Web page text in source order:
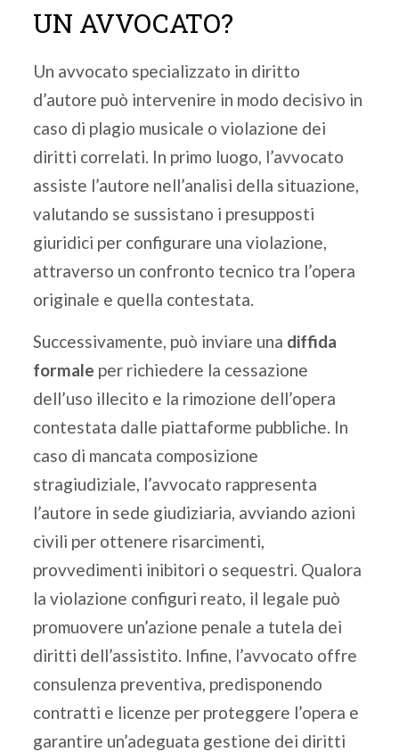
UN AVVOCATO?
Un avvocato specializzato in diritto
d’autore può intervenire in modo decisivo in
caso di plagio musicale o violazione dei
diritti correlati. In primo luogo, l’avvocato
assiste l’autore nell’analisi della situazione,
valutando se sussistano i presupposti
giuridici per configurare una violazione,
attraverso un confronto tecnico tra l’opera
originale e quella contestata.
Successivamente, può inviare una diffida
formale per richiedere la cessazione
dell’uso illecito e la rimozione dell’opera
contestata dalle piattaforme pubbliche. In
caso di mancata composizione
stragiudiziale, l’avvocato rappresenta
l’autore in sede giudiziaria, avviando azioni
civili per ottenere risarcimenti,
provvedimenti inibitori o sequestri. Qualora
la violazione configuri reato, il legale può
promuovere un’azione penale a tutela dei
diritti dell’assistito. Infine, l’avvocato offre
consulenza preventiva, predisponendo
contratti e licenze per proteggere l’opera e
garantire un’adeguata gestione dei diritti